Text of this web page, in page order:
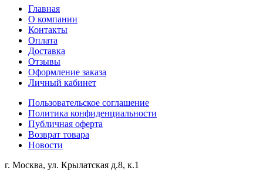
Главная
О компании
Контакты
Оплата
Доставка
Отзывы
Оформление заказа
Личный кабинет
Пользовательское соглашение
Политика конфиденциальности
Публичная оферта
Возврат товара
Новости
г. Москва, ул. Крылатская д.8, к.1